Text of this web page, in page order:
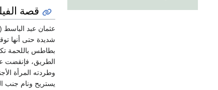
قصة
عثمان عبد الباسط (
شديدة حتى أنها
بطاطس باللحمة
الطريق، فإنقضت
وطردته المرأة
يستريح ونام جنب